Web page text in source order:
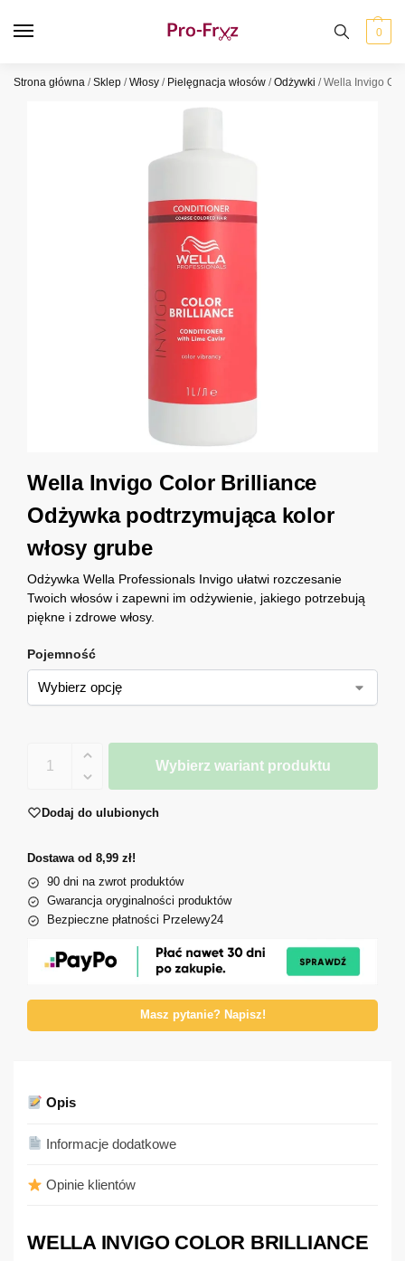
0
Strona główna /Sklep /Włosy / Pielęgnacja włosów /Odżywki /Wella Invigo
Wella Invigo Color Brilliance
Odżywka podtrzymująca kolor
włosy grube
Odżywka Wella Professionals Invigo ułatwi rozczesanie
Twoich włosów i zapewni im odżywienie, jakiego potrzebują
piękne i zdrowe włosy.
Pojemność
Wybierz wariant produktu
Dodaj do ulubionych
Dostawa od 8,99 zł!
90 dni na zwrot produktów
Gwarancja oryginalności produktów
Bezpieczne płatności Przelewy24
Masz pytanie? Napisz!
Opis
Informacje dodatkowe
Opinie klientów
WELLA INVIGO COLOR BRILLIANCE